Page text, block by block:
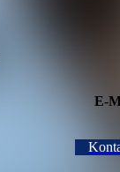
E-